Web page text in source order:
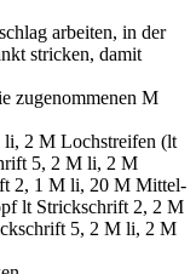
arbeiten, in der
stricken, damit
zugenommenen M
2 M Lochstreifen (lt
5, 2 M li, 2 M
2, 1 M li, 20 M Mittel-
lt Strickschrift 2, 2 M
5, 2 M li, 2 M